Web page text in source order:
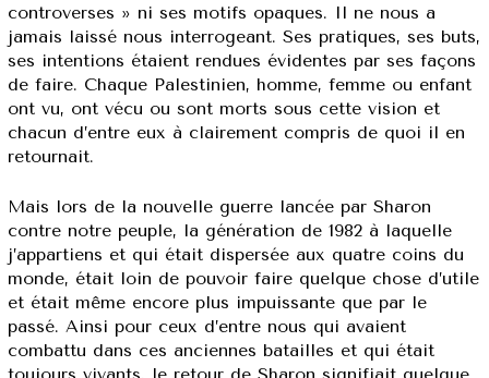
controverses » ni ses motifs opaques. Il ne nous a
jamais laissé nous interrogeant. Ses pratiques, ses buts,
ses intentions étaient rendues évidentes par ses façons
de faire. Chaque Palestinien, homme, femme ou enfant
ont vu, ont vécu ou sont morts sous cette vision et
chacun d’entre eux à clairement compris de quoi il en
retournait.
Mais lors de la nouvelle guerre lancée par Sharon
contre notre peuple, la génération de 1982 à laquelle
j’appartiens et qui était dispersée aux quatre coins du
monde, était loin de pouvoir faire quelque chose d’utile
et était même encore plus impuissante que par le
passé. Ainsi pour ceux d’entre nous qui avaient
combattu dans ces anciennes batailles et qui était